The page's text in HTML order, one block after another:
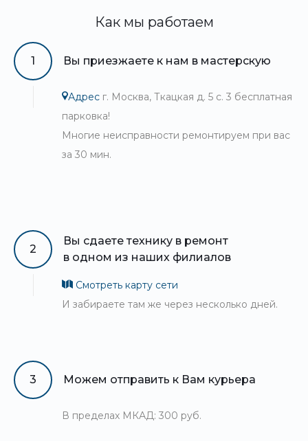
Как мы работаем
1 Вы приезжаете к нам в мастерскую
Адрес г. Москва, Ткацкая д. 5 с. 3 бесплатная
парковка!
Многие неисправности ремонтируем при вас
за 30 мин.
2
Вы сдаете технику в ремонт
в одном из наших филиалов
Смотреть карту сети
И забираете там же через несколько дней.
3 Можем отправить к Вам курьера
В пределах МКАД: 300 руб.